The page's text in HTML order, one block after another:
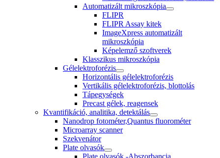
Automatizált mikroszkópia
FLIPR
FLIPR Assay kitek
ImageXpress automatizált
mikroszkópia
Képelemző szoftverek
Klasszikus mikroszkópia
Gélelektroforézis
Horizontális gélelektroforézis
Vertikális gélelektroforézis, blottolás
Tápegységek
Precast gélek, reagensek
Kvantifikáció, analitika, detektálás
Nanodrop fotométer,Quantus fluorométer
Microarray scanner
Szekvenátor
Plate olvasók
Plate olvasók -Abszorbancia